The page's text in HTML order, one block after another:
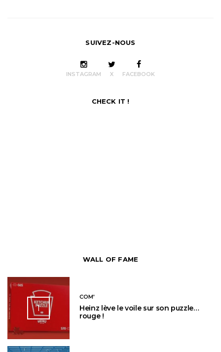
SUIVEZ-NOUS
INSTAGRAM X FACEBOOK
CHECK IT !
WALL OF FAME
1
COM'
Heinz lève le voile sur son puzzle…
rouge !